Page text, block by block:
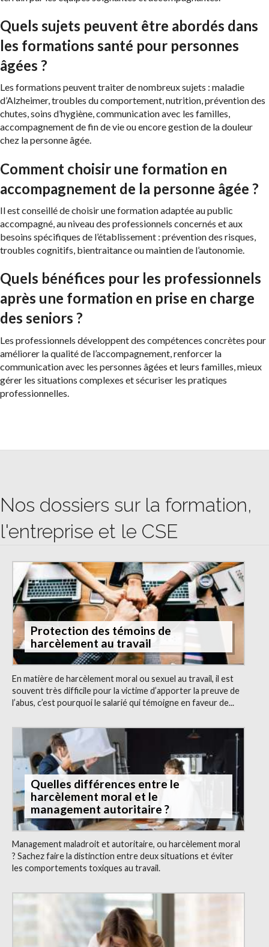
Quels sujets peuvent être abordés dans
les formations santé pour personnes
âgées ?
Les formations peuvent traiter de nombreux sujets : maladie
d’Alzheimer, troubles du comportement, nutrition, prévention des
chutes, soins d’hygiène, communication avec les familles,
accompagnement de fin de vie ou encore gestion de la douleur
chez la personne âgée.
Comment choisir une formation en
accompagnement de la personne âgée ?
Il est conseillé de choisir une formation adaptée au public
accompagné, au niveau des professionnels concernés et aux
besoins spécifiques de l’établissement : prévention des risques,
troubles cognitifs, bientraitance ou maintien de l’autonomie.
Quels bénéfices pour les professionnels
après une formation en prise en charge
des seniors ?
Les professionnels développent des compétences concrètes pour
améliorer la qualité de l’accompagnement, renforcer la
communication avec les personnes âgées et leurs familles, mieux
gérer les situations complexes et sécuriser les pratiques
professionnelles.
Nos dossiers sur la formation,
l'entreprise et le CSE
Protection des témoins de
harcèlement au travail
En matière de harcèlement moral ou sexuel au travail, il est
souvent très difficile pour la victime d’apporter la preuve de
l’abus, c’est pourquoi le salarié qui témoigne en faveur de...
Quelles différences entre le
harcèlement moral et le
management autoritaire ?
Management maladroit et autoritaire, ou harcèlement moral
? Sachez faire la distinction entre deux situations et éviter
les comportements toxiques au travail.